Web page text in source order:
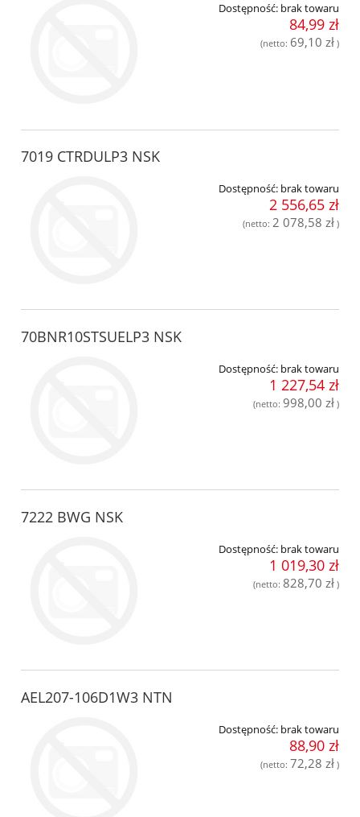
Dostępność: brak towaru
84,99 zł
(netto: 69,10 zł )
7019 CTRDULP3 NSK
Dostępność: brak towaru
2 556,65 zł
(netto: 2 078,58 zł )
70BNR10STSUELP3 NSK
Dostępność: brak towaru
1 227,54 zł
(netto: 998,00 zł )
7222 BWG NSK
Dostępność: brak towaru
1 019,30 zł
(netto: 828,70 zł )
AEL207-106D1W3 NTN
Dostępność: brak towaru
88,90 zł
(netto: 72,28 zł )